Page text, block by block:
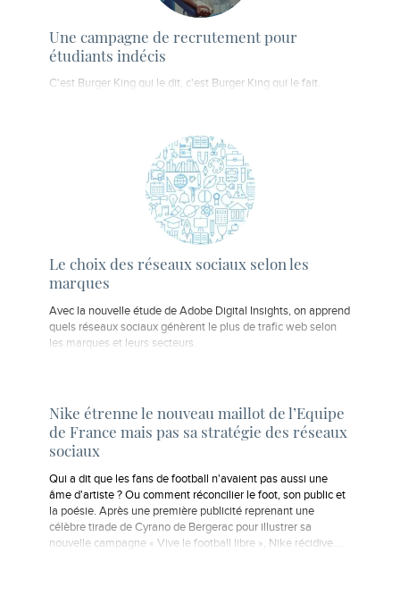
Une campagne de recrutement pour
étudiants indécis
C'est Burger King qui le dit, c'est Burger King qui le fait.
Le choix des réseaux sociaux selon les
marques
Avec la nouvelle étude de Adobe Digital Insights, on apprend
quels réseaux sociaux génèrent le plus de trafic web selon
les marques et leurs secteurs.
Nike étrenne le nouveau maillot de l’Equipe
de France mais pas sa stratégie des réseaux
sociaux
Qui a dit que les fans de football n'avaient pas aussi une
âme d'artiste ? Ou comment réconcilier le foot, son public et
la poésie. Après une première publicité reprenant une
célèbre tirade de Cyrano de Bergerac pour illustrer sa
nouvelle campagne « Vive le football libre », Nike récidive.…